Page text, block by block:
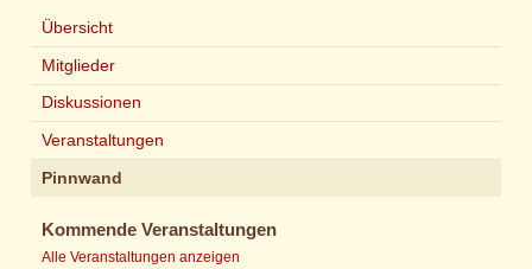
Übersicht
Mitglieder
Diskussionen
Veranstaltungen
Pinnwand
Kommende Veranstaltungen
Alle Veranstaltungen anzeigen